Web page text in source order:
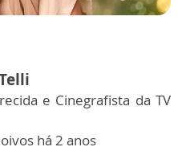
e Cinegrafista da TV
há 2 anos